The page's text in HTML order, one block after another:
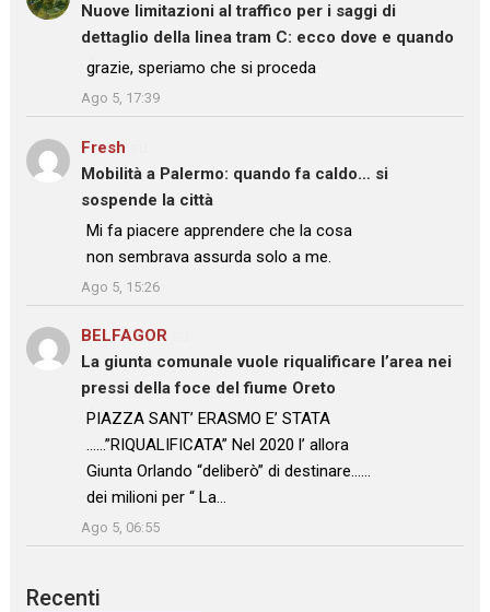
Nuove limitazioni al traffico per i saggi di
dettaglio della linea tram C: ecco dove e quando
: “
grazie, speriamo che si proceda
”
Ago 5, 17:39
Fresh
Mobilità a Palermo: quando fa caldo… si
sospende la città
: “
Mi fa piacere apprendere che la cosa
non sembrava assurda solo a me.
”
Ago 5, 15:26
BELFAGOR
La giunta comunale vuole riqualificare l’area nei
pressi della foce del fiume Oreto
: “
PIAZZA SANT’ ERASMO E’ STATA
……”RIQUALIFICATA” Nel 2020 l’ allora
Giunta Orlando “deliberò” di destinare……
dei milioni per “ La…
”
Ago 5, 06:55
Recenti